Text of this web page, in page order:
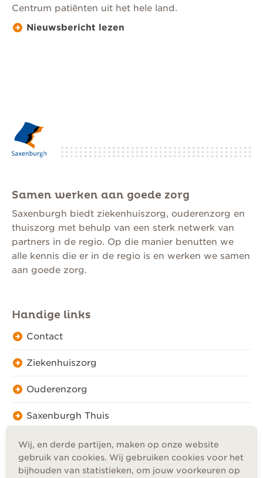
Wij, en derde partijen, maken op onze website
gebruik van cookies. Wij gebruiken cookies voor het
bijhouden van statistieken, om jouw voorkeuren op
Centrum patiënten uit het hele land.
Nieuwsbericht lezen
Samen werken aan goede zorg
Saxenburgh biedt ziekenhuiszorg, ouderenzorg en
thuiszorg met behulp van een sterk netwerk van
partners in de regio. Op die manier benutten we
alle kennis die er in de regio is en werken we samen
aan goede zorg.
Handige links
Contact
Ziekenhuiszorg
Ouderenzorg
Saxenburgh Thuis